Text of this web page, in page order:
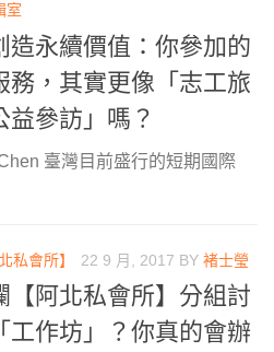
室
造永續價值：你參加的
務，其實更像「志工旅
益參訪」嗎？
臺灣目前盛行的短期國際
私會所】 22 9 月, 2017 BY 褚士瑩
【阿北私會所】分組討
工作坊」？你真的會辦